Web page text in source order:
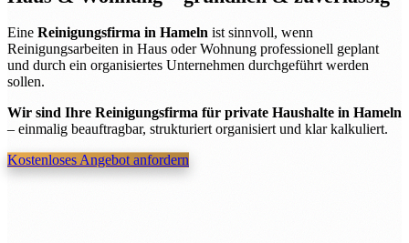
Eine Reinigungsfirma in Hameln ist sinnvoll, wenn
Reinigungsarbeiten in Haus oder Wohnung professionell geplant
und durch ein organisiertes Unternehmen durchgeführt werden
sollen.
Wir sind Ihre Reinigungsfirma für private Haushalte in Hameln
– einmalig beauftragbar, strukturiert organisiert und klar kalkuliert.
Kostenloses Angebot anfordern